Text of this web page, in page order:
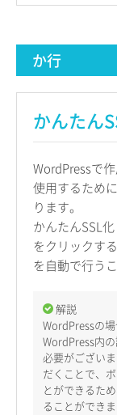
か行
かんたん
WordPressで
使用するため
ります。
かんたんSSL
をクリックす
を自動で行う
解説
WordPressの
WordPress内
必要がござい
だくことで、
とができるた
ることができま